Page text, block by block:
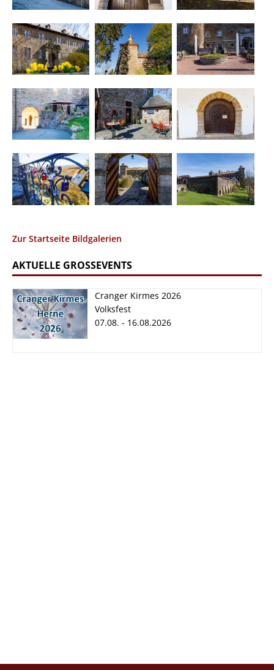
Zur Startseite Bildgalerien
AKTUELLE GROSSEVENTS
Cranger Kirmes 2026
Volksfest
07.08. - 16.08.2026